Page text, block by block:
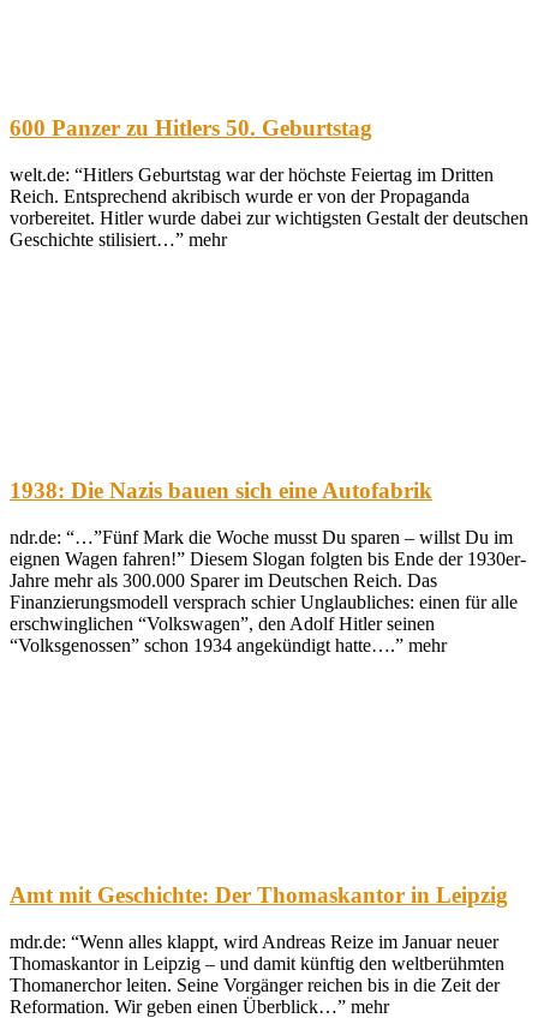
600 Panzer zu Hitlers 50. Geburtstag
welt.de: “Hitlers Geburtstag war der höchste Feiertag im Dritten
Reich. Entsprechend akribisch wurde er von der Propaganda
vorbereitet. Hitler wurde dabei zur wichtigsten Gestalt der deutschen
Geschichte stilisiert…” mehr
1938: Die Nazis bauen sich eine Autofabrik
ndr.de: “…”Fünf Mark die Woche musst Du sparen – willst Du im
eignen Wagen fahren!” Diesem Slogan folgten bis Ende der 1930er-
Jahre mehr als 300.000 Sparer im Deutschen Reich. Das
Finanzierungsmodell versprach schier Unglaubliches: einen für alle
erschwinglichen “Volkswagen”, den Adolf Hitler seinen
“Volksgenossen” schon 1934 angekündigt hatte….” mehr
Amt mit Geschichte: Der Thomaskantor in Leipzig
mdr.de: “Wenn alles klappt, wird Andreas Reize im Januar neuer
Thomaskantor in Leipzig – und damit künftig den weltberühmten
Thomanerchor leiten. Seine Vorgänger reichen bis in die Zeit der
Reformation. Wir geben einen Überblick…” mehr